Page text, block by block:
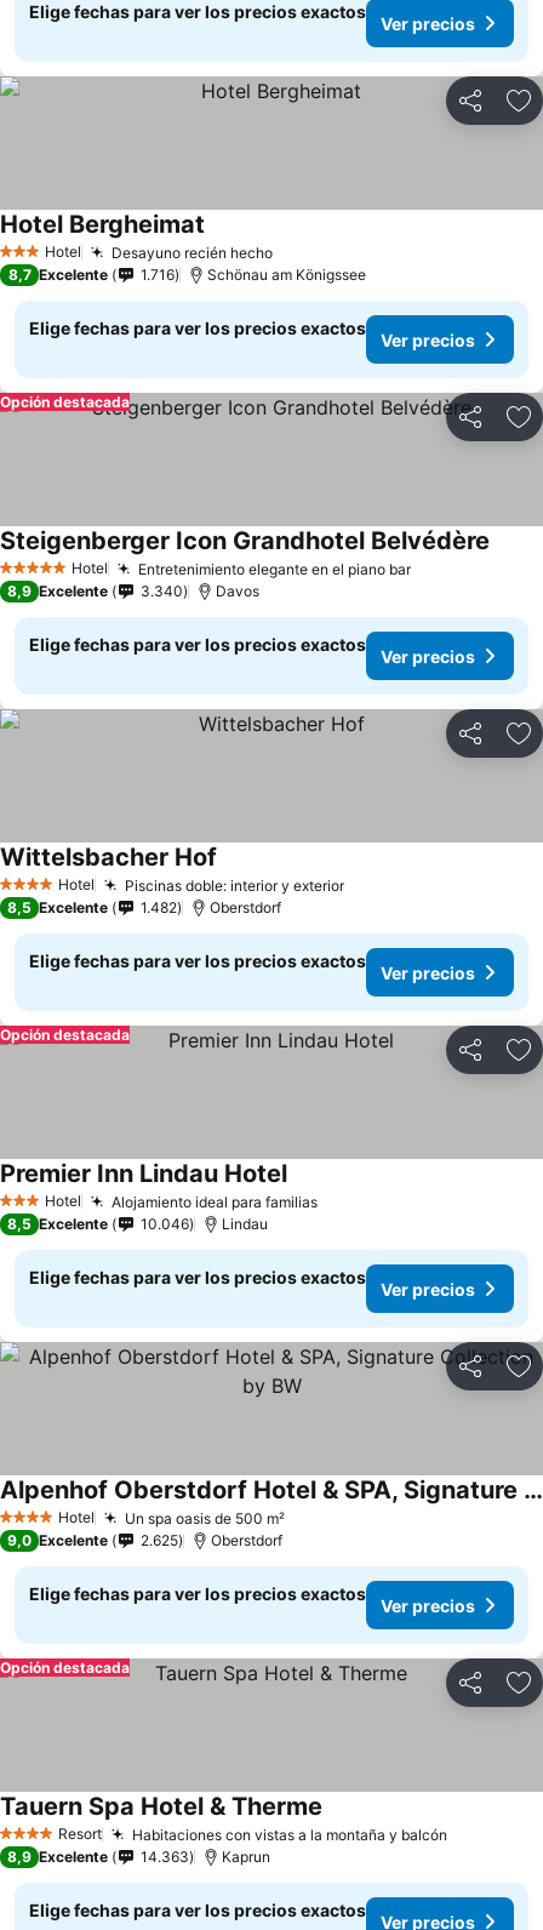
Elige fechas para ver los precios exactos
Ver precios
Compartir
3 Estrellas
Hotel Desayuno recién hecho
Hotel Bergheimat
8,7 Excelente 1.716 Schönau am Königssee
Elige fechas para ver los precios exactos
Ver precios
Compartir
Opción destacada
5 Estrellas Hotel Entretenimiento elegante en el piano bar
Steigenberger Icon Grandhotel Belvédère
8,9 Excelente 3.340 Davos
Elige fechas para ver los precios exactos
Ver precios
Compartir
4 EstrellasHotel Piscinas doble: interior y exterior
Wittelsbacher Hof
8,5 Excelente 1.482 Oberstdorf
Elige fechas para ver los precios exactos
Ver precios
Compartir
Opción destacada
3 Estrellas
Hotel Alojamiento ideal para familias
Premier Inn Lindau Hotel
8,5 Excelente 10.046 Lindau
Elige fechas para ver los precios exactos
Ver precios
Compartir
4 EstrellasHotel Un spa oasis de 500 m²
Alpenhof Oberstdorf Hotel & SPA, Signature Collection by BW
9,0 Excelente 2.625 Oberstdorf
Elige fechas para ver los precios exactos
Ver precios
Compartir
Opción destacada
4 EstrellasResort Habitaciones con vistas a la montaña y balcón
Tauern Spa Hotel & Therme
8,9 Excelente 14.363 Kaprun
Elige fechas para ver los precios exactos
Ver precios